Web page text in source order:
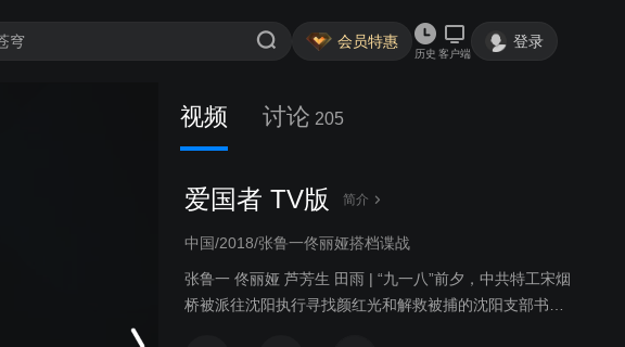
会员特惠
历史 客户端
登录
视频 讨论 205
爱国者 TV版 简介
中国/2018/张鲁一佟丽娅搭档谍战
张鲁一 佟丽娅 芦芳生 田雨 | “九一八”前夕，中共特工宋烟
桥被派往沈阳执行寻找颜红光和解救被捕的沈阳支部书记